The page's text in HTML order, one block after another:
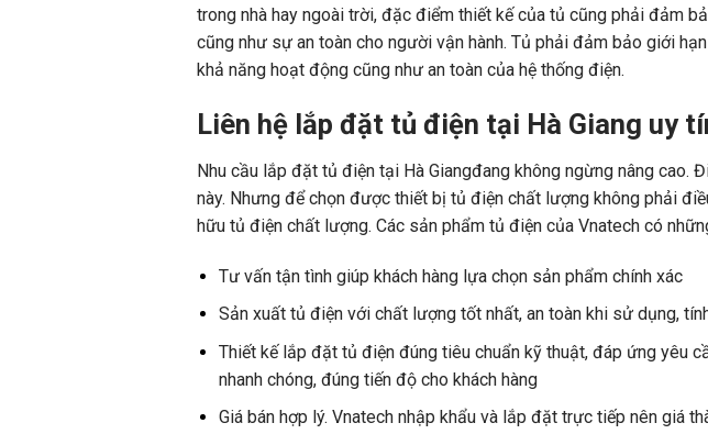
trong nhà hay ngoài trời, đặc điểm thiết kế của tủ cũng phải đảm
cũng như sự an toàn cho người vận hành. Tủ phải đảm bảo giới
khả năng hoạt động cũng như an toàn của hệ thống điện.
Liên hệ lắp đặt tủ điện tại Hà Giang uy
Nhu cầu lắp đặt tủ điện tại Hà Giangđang không ngừng nâng cao.
này. Nhưng để chọn được thiết bị tủ điện chất lượng không phải
hữu tủ điện chất lượng. Các sản phẩm tủ điện của Vnatech có
Tư vấn tận tình giúp khách hàng lựa chọn sản phẩm chính xác
Sản xuất tủ điện với chất lượng tốt nhất, an toàn khi sử dụng,
Thiết kế lắp đặt tủ điện đúng tiêu chuẩn kỹ thuật, đáp ứng yêu
nhanh chóng, đúng tiến độ cho khách hàng
Giá bán hợp lý. Vnatech nhập khẩu và lắp đặt trực tiếp nên giá